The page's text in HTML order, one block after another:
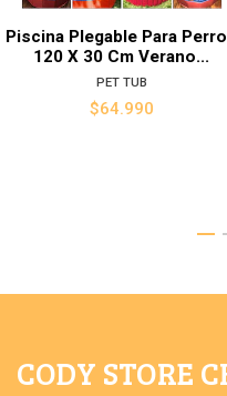
Piscina Plegable Para
120 X 30 Cm Verano...
PET TUB
$64.990
CODY STORE